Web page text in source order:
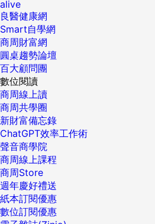
alive
良醫健康網
Smart自學網
商周財富網
圓桌趨勢論壇
百大顧問團
數位閱讀
商周線上讀
商周共學圈
新財富備忘錄
ChatGPT效率工作術
聲音商學院
商周線上課程
商周Store
週年慶好禮送
紙本訂閱優惠
數位訂閱優惠